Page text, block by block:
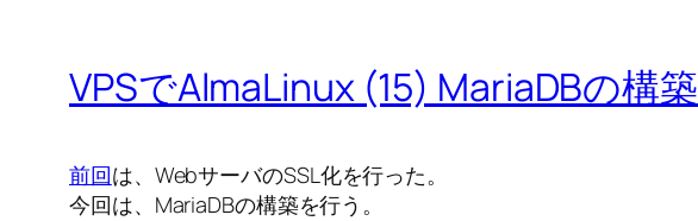
VPSでAlmaLinux (15) MariaDBの構築
前回は、WebサーバのSSL化を行った。
今回は、MariaDBの構築を行う。